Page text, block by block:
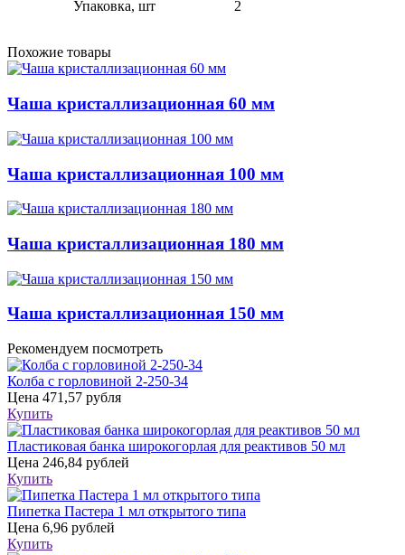
Упаковка, шт 2
Похожие товары
Чаша кристаллизационная 60 мм
Чаша кристаллизационная 100 мм
Чаша кристаллизационная 180 мм
Чаша кристаллизационная 150 мм
Рекомендуем посмотреть
Колба с горловиной 2-250-34
Цена 471,57 рубля
Купить
Пластиковая банка широкогорлая для реактивов 50 мл
Цена 246,84 рублей
Купить
Пипетка Пастера 1 мл открытого типа
Цена 6,96 рублей
Купить